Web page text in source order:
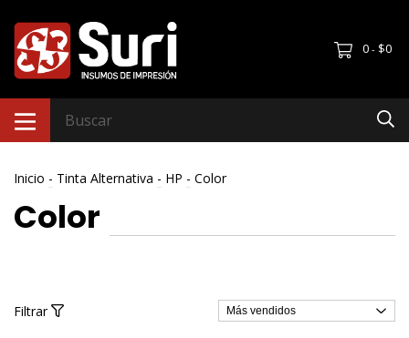
0 - $0
Inicio - Tinta Alternativa - HP - Color
Color
Filtrar